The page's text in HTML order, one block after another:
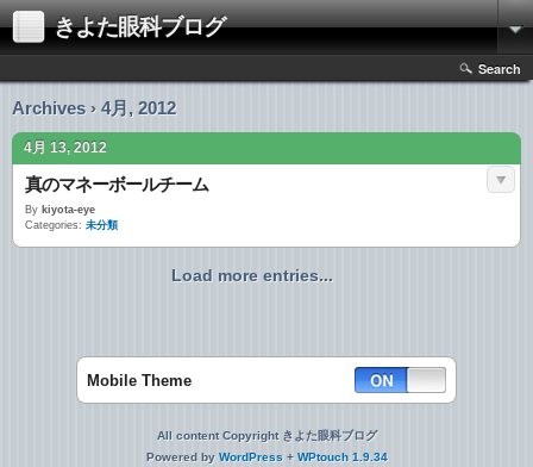
きよた眼科ブログ
Search
Archives › 4月, 2012
4月 13, 2012
真のマネーボールチーム
By kiyota-eye
Categories: 未分類
Load more entries...
Mobile Theme
All content Copyright きよた眼科ブログ
Powered by WordPress + WPtouch 1.9.34